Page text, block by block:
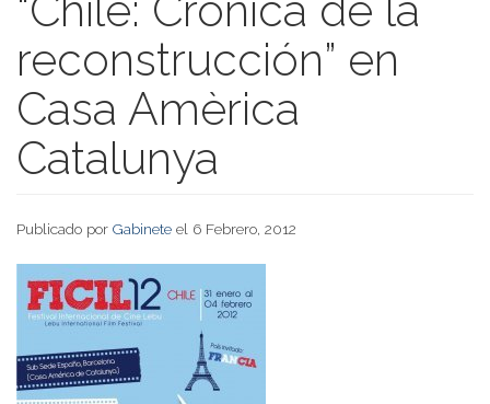
reconstrucción” en
Casa Amèrica
Catalunya
Publicado por Gabinete el 6 Febrero, 2012